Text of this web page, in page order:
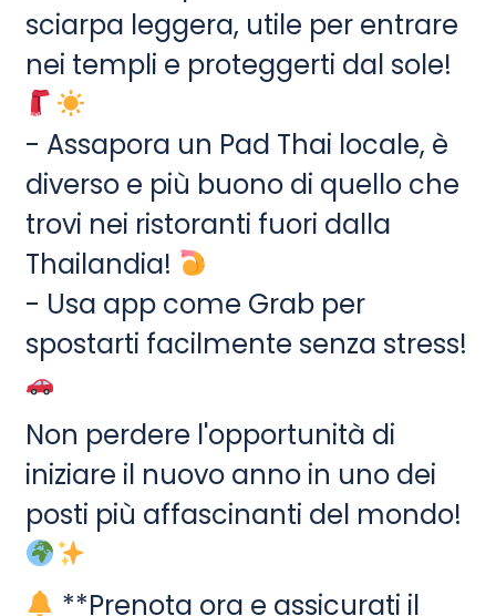
sciarpa leggera, utile per entrare
nei templi e proteggerti dal sole!
- Assapora un Pad Thai locale, è
diverso e più buono di quello che
trovi nei ristoranti fuori dalla
Thailandia!
- Usa app come Grab per
spostarti facilmente senza stress!
Non perdere l'opportunità di
iniziare il nuovo anno in uno dei
posti più affascinanti del mondo!
**Prenota ora e assicurati il